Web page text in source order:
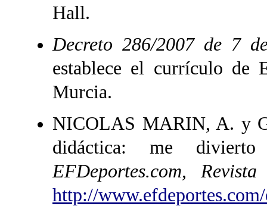
Hall.
Decreto 286/2007 de 7
establece el currículo de
Murcia.
NICOLAS MARIN, A. y
didáctica: me
EFDeportes.com,
http://